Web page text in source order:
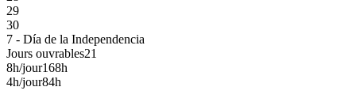
29
30
7 - Día de la Independencia
Jours ouvrables21
8h/jour168h
4h/jour84h